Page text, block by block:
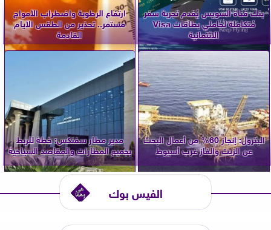
بنك قناة السويس يُقدم تجربة سفر
مُتكاملة لحاملي بطاقات Visa
الائتمانية
ارتفاع الرطوبة واضطراب الأمواج
مستمر.. تحذير من الطقس الأيام
القادمة
البترول: إنجاز 60% من أعمال البحث
عن الزيت والغاز غرب أسيوط
مدير مطار سفنكس: خطة للربط
بجميع المطارات والمقاصد السياحية
الفيس بوك